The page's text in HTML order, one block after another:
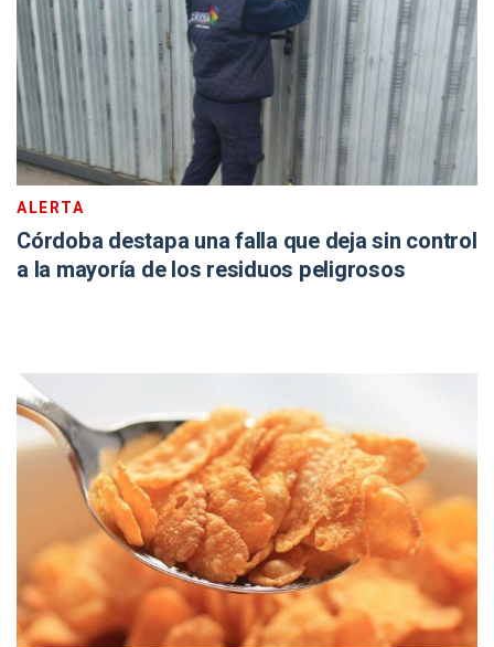
ALERTA
Córdoba destapa una falla que deja sin control
a la mayoría de los residuos peligrosos